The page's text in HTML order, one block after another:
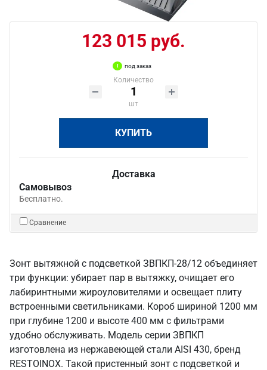
123 015 руб.
под заказ
Количество
шт
КУПИТЬ
Доставка
Самовывоз
Бесплатно.
Сравнение
Зонт вытяжной с подсветкой ЗВПКП-28/12 объединяет
три функции: убирает пар в вытяжку, очищает его
лабиринтными жироуловителями и освещает плиту
встроенными светильниками. Короб шириной 1200 мм
при глубине 1200 и высоте 400 мм с фильтрами
удобно обслуживать. Модель серии ЗВПКП
изготовлена из нержавеющей стали AISI 430, бренд
RESTOINOX. Такой пристенный зонт с подсветкой и